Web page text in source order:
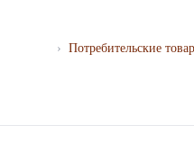
› Потребительские